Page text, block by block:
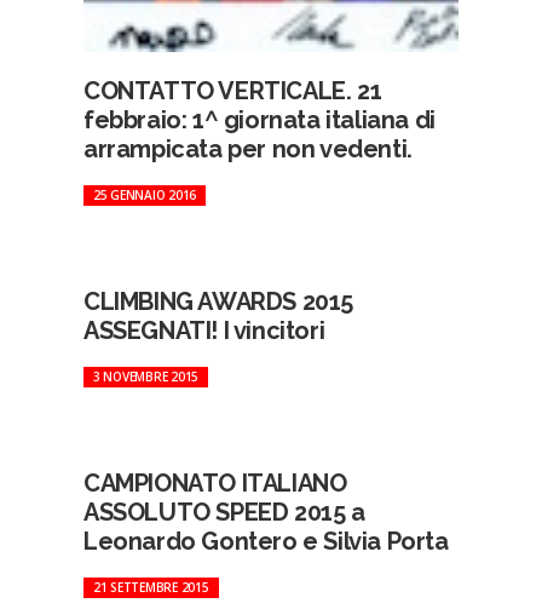
CONTATTO VERTICALE. 21
febbraio: 1^ giornata italiana di
arrampicata per non vedenti.
25 GENNAIO 2016
CLIMBING AWARDS 2015
ASSEGNATI! I vincitori
3 NOVEMBRE 2015
CAMPIONATO ITALIANO
ASSOLUTO SPEED 2015 a
Leonardo Gontero e Silvia Porta
21 SETTEMBRE 2015